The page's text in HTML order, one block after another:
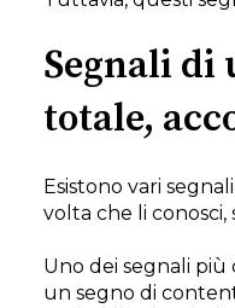
Segnali di
totale,
Esistono vari
volta che li conosci,
Uno dei segnali più
un segno di